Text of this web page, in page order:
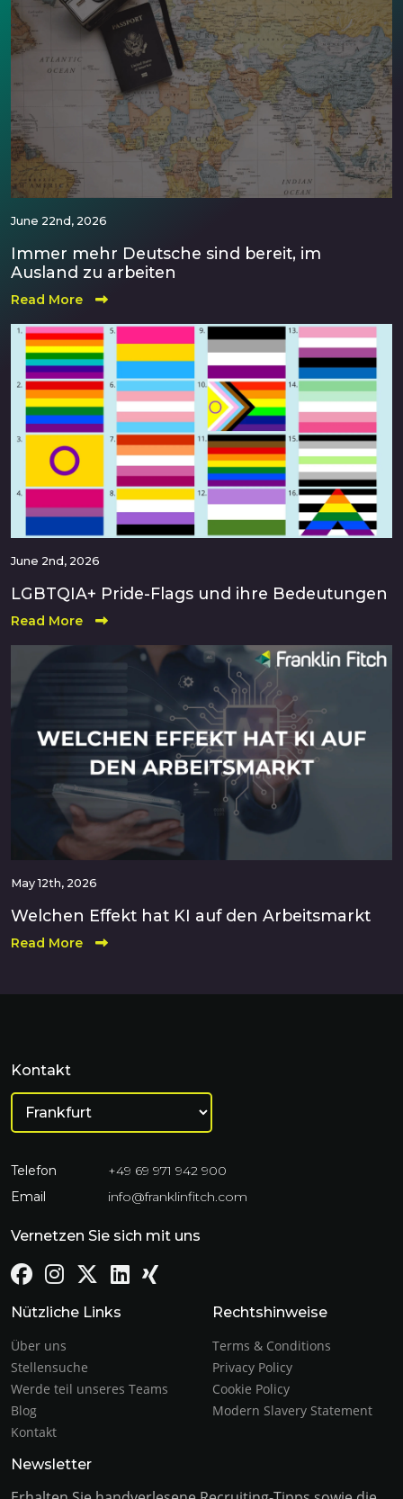
June 22nd, 2026
Immer mehr Deutsche sind bereit, im
Ausland zu arbeiten
Read More
June 2nd, 2026
LGBTQIA+ Pride-Flags und ihre Bedeutungen
Read More
May 12th, 2026
Welchen Effekt hat KI auf den Arbeitsmarkt
Read More
Kontakt
Telefon
+49 69 971 942 900
Email
info@franklinfitch.com
Vernetzen Sie sich mit uns
Nützliche Links
Über uns
Stellensuche
Werde teil unseres Teams
Blog
Kontakt
Rechtshinweise
Terms & Conditions
Privacy Policy
Cookie Policy
Modern Slavery Statement
Newsletter